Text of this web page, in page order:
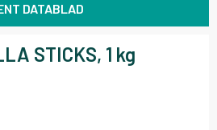
DATABLAD
STICKS, 1 kg